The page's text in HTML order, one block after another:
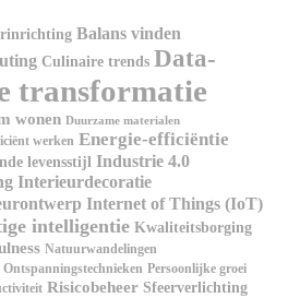
Balans vinden
Culinaire trends Data-
transformatie
wonen Duurzame materialen
werken Energie-efficiëntie
levensstijl Industrie 4.0
Interieurdecoratie
Internet of Things (IoT)
intelligentie Kwaliteitsborging
Natuurwandelingen
Ontspanningstechnieken Persoonlijke groei
Risicobeheer Sfeerverlichting